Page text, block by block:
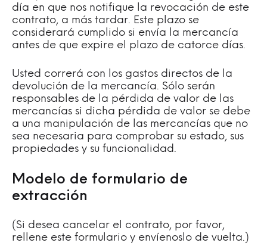
día en que nos notifique la revocación de este
contrato, a más tardar. Este plazo se
considerará cumplido si envía la mercancía
antes de que expire el plazo de catorce días.
Usted correrá con los gastos directos de la
devolución de la mercancía. Sólo serán
responsables de la pérdida de valor de las
mercancías si dicha pérdida de valor se debe
a una manipulación de las mercancías que no
sea necesaria para comprobar su estado, sus
propiedades y su funcionalidad.
Modelo de formulario de
extracción
(Si desea cancelar el contrato, por favor,
rellene este formulario y envíenoslo de vuelta.)